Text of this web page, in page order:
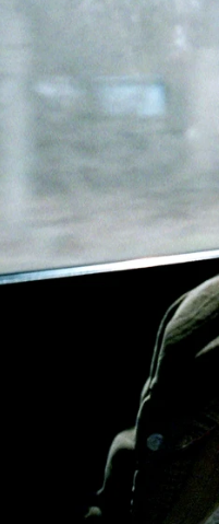
neox
Madrid
12 de febrero de
Una ilusionada
, que
primavera
del juicio.
casa todo el
sus